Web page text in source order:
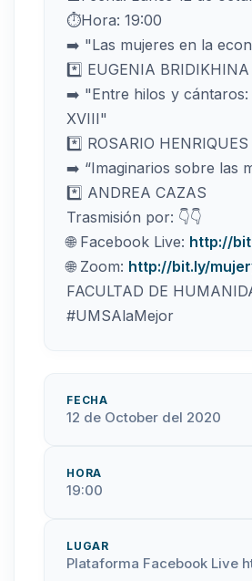
⏱Hora: 19:00
➡️ "Las mujeres en la
*️⃣ EUGENIA BRIDIKHINA
➡️ "Entre hilos y cántaros:
XVIII"
*️⃣ ROSARIO HENRIQUES
➡️ “Imaginarios sobre las
*️⃣ ANDREA CAZAS
Trasmisión por: 👇👇
🌐 Facebook Live: http://
🌐 Zoom: http://bit.ly/
FACULTAD DE
#UMSAlaMejor
FECHA
12 de October del 2020
HORA
19:00
LUGAR
Plataforma Facebook Live